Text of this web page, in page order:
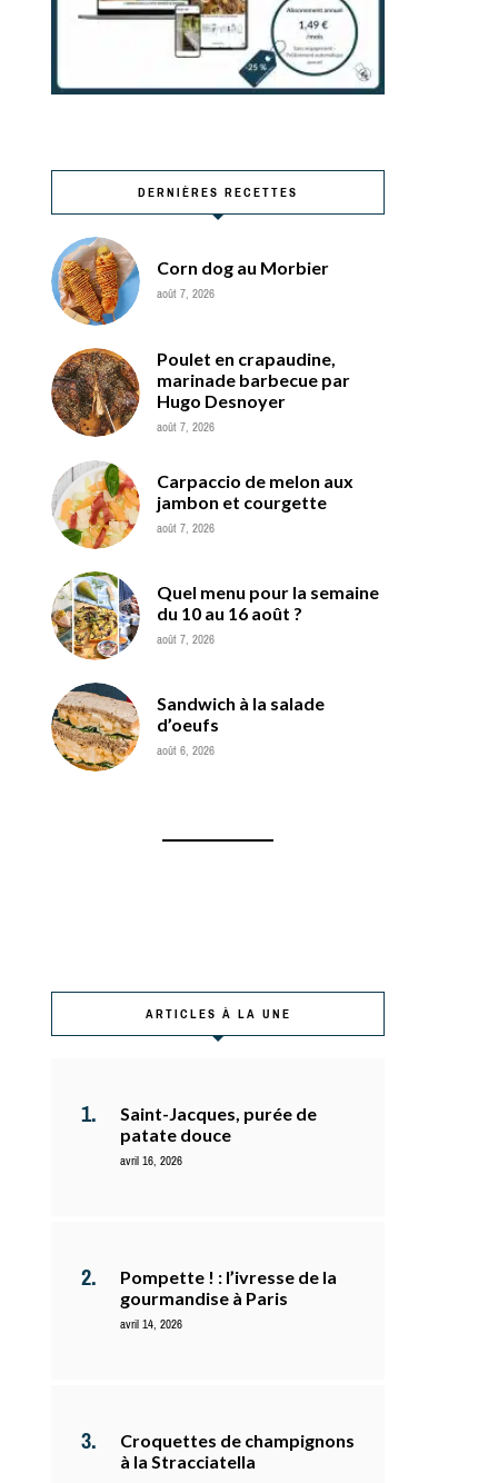
DERNIÈRES RECETTES
Corn dog au Morbier
août 7, 2026
Poulet en crapaudine,
marinade barbecue par
Hugo Desnoyer
août 7, 2026
Carpaccio de melon aux
jambon et courgette
août 7, 2026
Quel menu pour la semaine
du 10 au 16 août ?
août 7, 2026
Sandwich à la salade
d’oeufs
août 6, 2026
ARTICLES À LA UNE
Saint-Jacques, purée de
patate douce
avril 16, 2026
Pompette ! : l’ivresse de la
gourmandise à Paris
avril 14, 2026
Croquettes de champignons
à la Stracciatella